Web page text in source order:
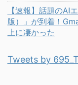
【速報】話題のAI
版）」が到着！
上に凄かった
Tweets by